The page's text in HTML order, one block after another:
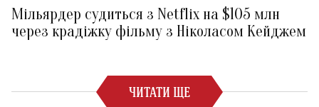
Мільярдер судиться з Netflix на $105 млн
через крадіжку фільму з Ніколасом Кейджем
ЧИТАТИ ЩЕ